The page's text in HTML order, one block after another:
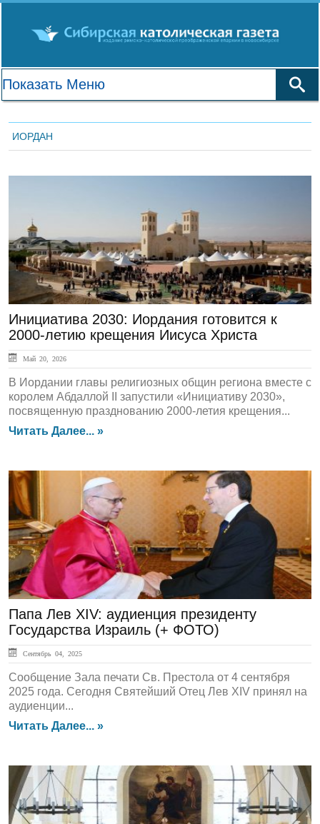
ИОРДАН
Инициатива 2030: Иордания готовится к
2000-летию крещения Иисуса Христа
Май 20, 2026
В Иордании главы религиозных общин региона вместе с
королем Абдаллой II запустили «Инициативу 2030»,
посвященную празднованию 2000-летия крещения...
Читать Далее... »
ЛЕНТА НОВОСТЕЙ
Папа Лев XIV: аудиенция президенту
Государства Израиль (+ ФОТО)
Сентябрь 04, 2025
Сообщение Зала печати Св. Престола от 4 сентября
2025 года. Сегодня Святейший Отец Лев XIV принял на
аудиенции...
Читать Далее... »
ГЛАВНАЯ